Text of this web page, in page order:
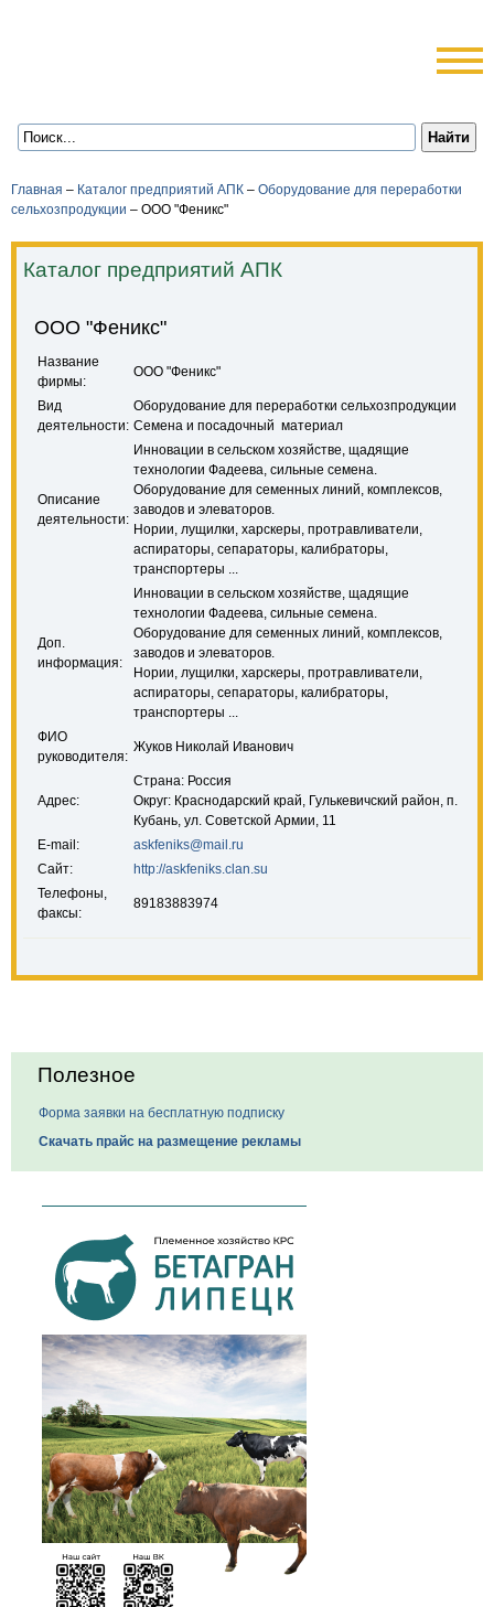
Главная – Каталог предприятий АПК – Оборудование для переработки
сельхозпродукции – ООО "Феникс"
Каталог предприятий АПК
ООО "Феникс"
Название
фирмы:
ООО "Феникс"
Вид
деятельности:
Оборудование для переработки сельхозпродукции
Семена и посадочный материал
Описание
деятельности:
Инновации в сельском хозяйстве, щадящие
технологии Фадеева, сильные семена.
Оборудование для семенных линий, комплексов,
заводов и элеваторов.
Нории, лущилки, харскеры, протравливатели,
аспираторы, сепараторы, калибраторы,
транспортеры ...
Доп.
информация:
Инновации в сельском хозяйстве, щадящие
технологии Фадеева, сильные семена.
Оборудование для семенных линий, комплексов,
заводов и элеваторов.
Нории, лущилки, харскеры, протравливатели,
аспираторы, сепараторы, калибраторы,
транспортеры ...
ФИО
руководителя:
Жуков Николай Иванович
Адрес:
Страна: Россия
Округ: Краснодарский край, Гулькевичский район, п.
Кубань, ул. Советской Армии, 11
E-mail:
askfeniks@mail.ru
Сайт:
http://askfeniks.clan.su
Телефоны,
факсы:
89183883974
Полезное
Форма заявки на бесплатную подписку
Скачать прайс на размещение рекламы